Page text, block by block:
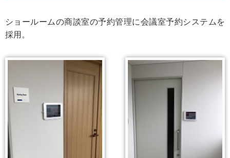
ショールームの商談室の予約管理に会議室予約システムを
採用。